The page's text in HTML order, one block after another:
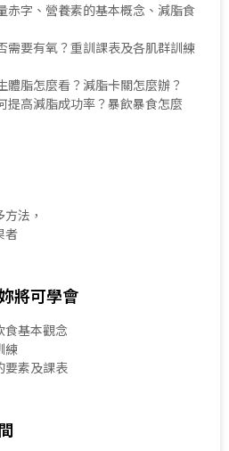
赤字、營養素的基本概念、減脂食
需要有氧？重訓課表及各肌群訓練
體脂怎麼看？減脂卡關怎麼辦？
提高減脂成功率？暴飲暴食怎麼
法，
者
將可學會
食基本觀念
練
要素及課表